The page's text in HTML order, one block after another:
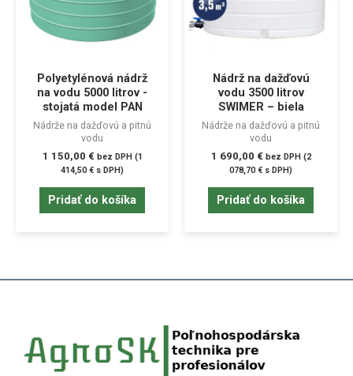
Polyetylénová nádrž
na vodu 5000 litrov -
stojatá model PAN
Nádrže na dažďovú a pitnú
vodu
1 150,00 € bez DPH (1
414,50€ s DPH)
Pridať do košíka
Nádrž na dažďovú
vodu 3500 litrov
SWIMER – biela
Nádrže na dažďovú a pitnú
vodu
1 690,00 € bez DPH (2
078,70€ s DPH)
Pridať do košíka